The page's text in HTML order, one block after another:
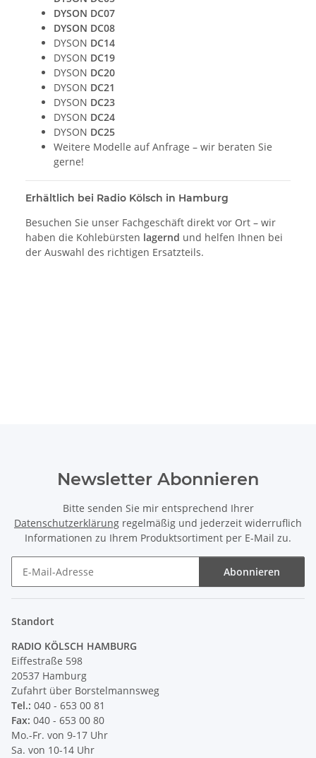
DYSON DC07
DYSON DC08
DYSON DC14
DYSON DC19
DYSON DC20
DYSON DC21
DYSON DC23
DYSON DC24
DYSON DC25
Weitere Modelle auf Anfrage – wir beraten Sie
gerne!
Erhältlich bei Radio Kölsch in Hamburg
Besuchen Sie unser Fachgeschäft direkt vor Ort – wir
haben die Kohlebürsten lagernd und helfen Ihnen bei
der Auswahl des richtigen Ersatzteils.
Newsletter Abonnieren
Bitte senden Sie mir entsprechend Ihrer
Datenschutzerklärung regelmäßig und jederzeit widerruflich
Informationen zu Ihrem Produktsortiment per E-Mail zu.
Abonnieren
Standort
RADIO KÖLSCH HAMBURG
Eiffestraße 598
20537 Hamburg
Zufahrt über Borstelmannsweg
Tel.: 040 - 653 00 81
Fax: 040 - 653 00 80
Mo.-Fr. von 9-17 Uhr
Sa. von 10-14 Uhr